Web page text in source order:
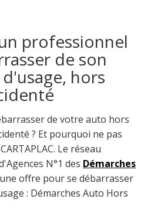
professionnel
de son
hors
de votre auto hors
? Et pourquoi ne pas
Le réseau
N°1 des Démarches
offre pour se débarrasser
: Démarches Auto Hors